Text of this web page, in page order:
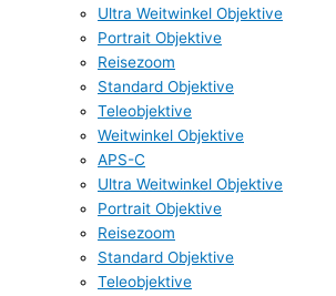
Ultra Weitwinkel Objektive
Portrait Objektive
Reisezoom
Standard Objektive
Teleobjektive
Weitwinkel Objektive
APS-C
Ultra Weitwinkel Objektive
Portrait Objektive
Reisezoom
Standard Objektive
Teleobjektive